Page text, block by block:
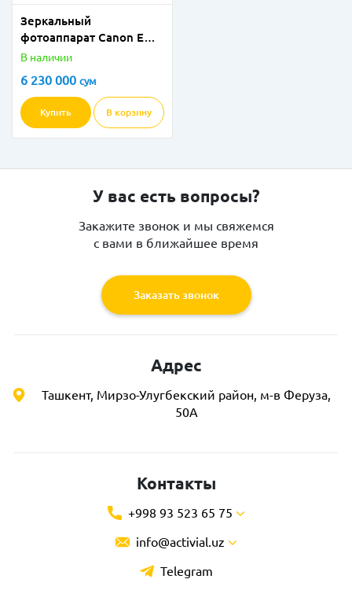
Зеркальный
фотоаппарат Canon EOS
M100
В наличии
6 230 000 сум
Купить В корзину
У вас есть вопросы?
Закажите звонок и мы свяжемся
с вами в ближайшее время
Заказать звонок
Адрес
Ташкент, Мирзо-Улугбекский район, м-в Феруза,
50А
Контакты
+998 93 523 65 75
info@activial.uz
Telegram